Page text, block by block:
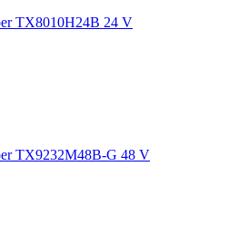
TX8010H24B 24 V
TX9232M48B-G 48 V